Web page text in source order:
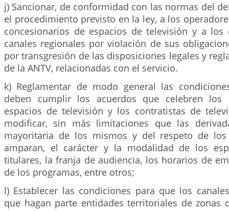
j) Sancionar, de conformidad con las normas del
el procedimiento previsto en la ley, a los
concesionarios de espacios de televisión y a los
canales regionales por violación de sus
por transgresión de las disposiciones legales y
de la ANTV, relacionadas con el servicio.
k) Reglamentar de modo general las
deben cumplir los acuerdos que celebren los
espacios de televisión y los contratistas de
modificar, sin más limitaciones que las
mayoritaria de los mismos y del respeto de
amparan, el carácter y la modalidad de los
titulares, la franja de audiencia, los horarios de
de los programas, entre otros;
l) Establecer las condiciones para que los
que hagan parte entidades territoriales de zonas